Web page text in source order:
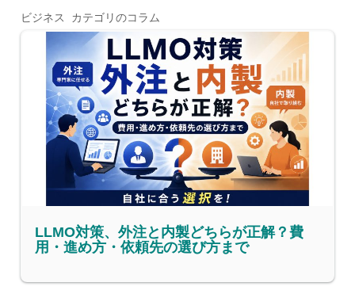
ビジネス カテゴリのコラム
LLMO対策、外注と内製どちらが正解？費
用・進め方・依頼先の選び方まで